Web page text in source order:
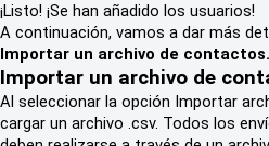
¡Listo! ¡Se han añadido los usuarios!
A continuación, vamos a dar más
Importar un archivo de contactos.
Importar un archivo de
Al seleccionar la opción Importar
cargar un archivo .csv. Todos los